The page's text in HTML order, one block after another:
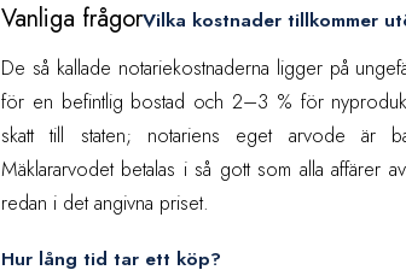
Vanliga frågorVilka kostnader tillkommer
De så kallade notariekostnaderna ligger på
för en befintlig bostad och 2–3 % för
skatt till staten; notariens eget arvode är
Mäklararvodet betalas i så gott som alla affärer
redan i det angivna priset.
Hur lång tid tar ett köp?